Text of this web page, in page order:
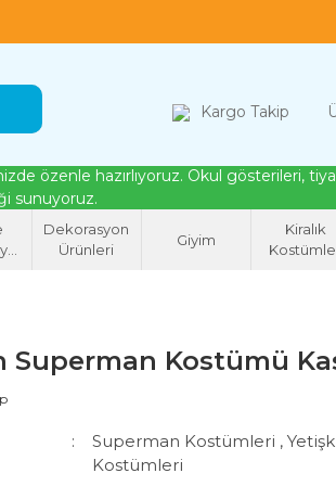
Kargo Takip
özenle hazırlıyoruz. Okul gösterileri,
sunuyoruz.
Dekorasyon
Ürünleri
Giyim
Kiralık
Superman Kostümü
Superman Kostümleri ,
Kostümleri